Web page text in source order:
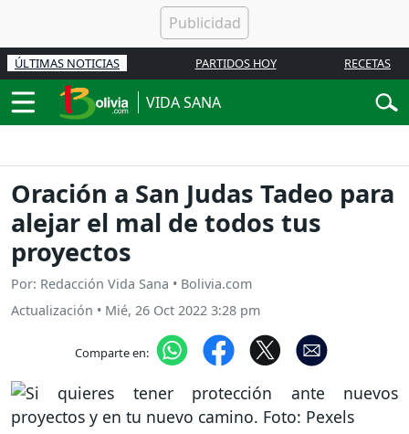
ÚLTIMAS NOTICIAS PARTIDOS HOY RECETAS
VIDA SANA
Oración a San Judas Tadeo para
alejar el mal de todos tus
proyectos
Por: Redacción Vida Sana • Bolivia.com
Actualización • Mié, 26 Oct 2022 3:28 pm
Comparte en: